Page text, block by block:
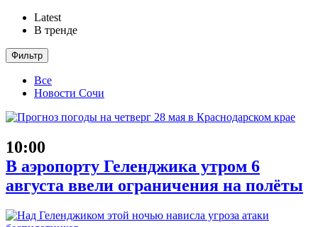
Latest
В тренде
Фильтр
Все
Новости Сочи
10:00
В аэропорту Геленджика утром 6
августа ввели ограничения на полёты